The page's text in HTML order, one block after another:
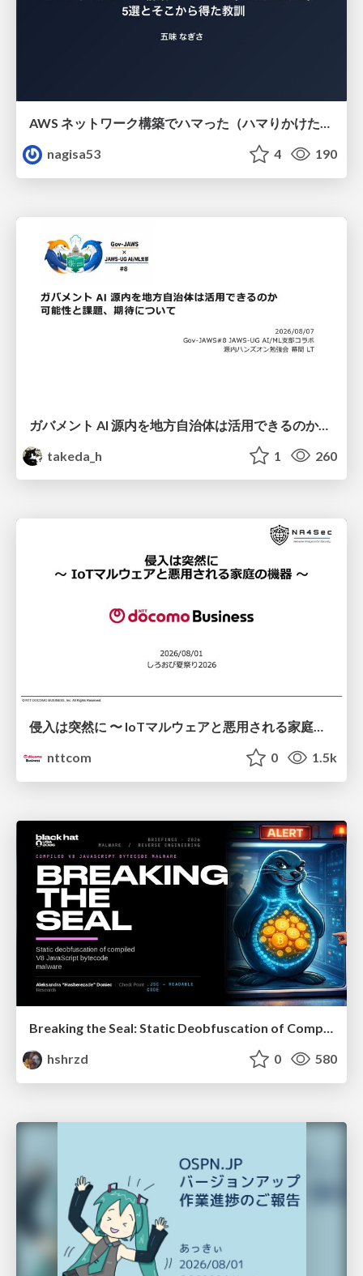
AWS ネットワーク構築でハマった（ハマりかけた） 5選とそこから得た教訓
nagisa53
4 190
ガバメント AI 源内を地方自治体は活用できるのか 可能性と課題、期待について
takeda_h
1 260
侵入は突然に 〜 IoTマルウェアと悪用される家庭の機器 ～ / When Intrusion Strikes: IoT Malware and the Abuse of Home Devices
nttcom
0 1.5k
Breaking the Seal: Static Deobfuscation of Compiled V8 JavaScript Bytecode Malware
hshrzd
0 580